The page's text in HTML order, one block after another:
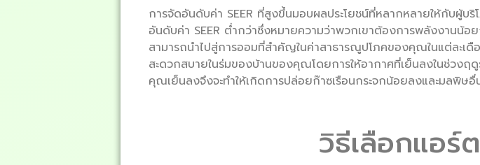
การจัดอันดับค่า SEER ที่สูงขึ้นมอบผลประโยชน์ที่หลากหลายให้กับผู้บ
อันดับค่า SEER ต่ำกว่าซึ่งหมายความว่าพวกเขาต้องการพลังงานน้
สามารถนำไปสู่การออมที่สำคัญในค่าสาธารณูปโภคของคุณในแต่ละเ
สะดวกสบายในร่มของบ้านของคุณโดยการให้อากาศที่เย็นลงในช่วง
คุณเย็นลงจึงจะทำให้เกิดการปล่อยก๊าซเรือนกระจกน้อยลงและมลพิ
วิธีเลือกแอร์